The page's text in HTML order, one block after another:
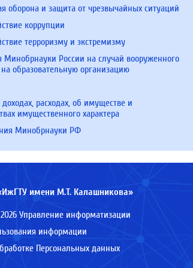
оборона и защита от чрезвычайных ситуаций
коррупции
терроризму и экстремизму
Минобрнауки России на случай вооруженного
образовательную организацию
расходах, об имуществе и
имущественного характера
Минобрнауки РФ
имени М.Т. Калашникова»
Управление информатизации
информации
Персональных данных